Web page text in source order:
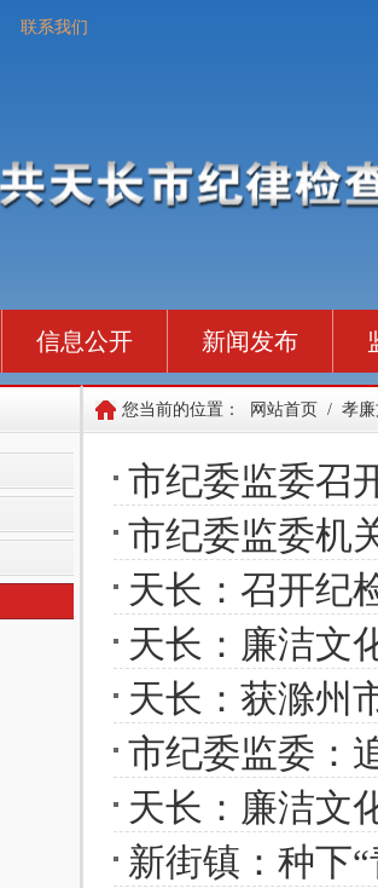
联系我们
信息公开 新闻发布
您当前的位置： 网站首页 / 孝
市纪委监委召
市纪委监委机
天长：召开纪
天长：廉洁文
天长：获滁州
市纪委监委：
天长：廉洁文
新街镇：种下